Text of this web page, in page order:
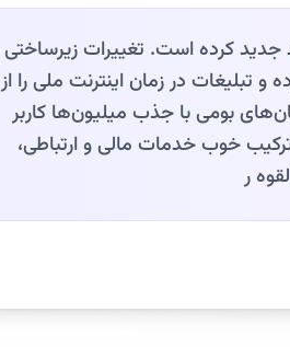
جدید کرده است. تغییرات زیرساختی
تبلیغات در زمان اینترنت ملی را از
بومی با جذب میلیون‌ها کاربر
خوب خدمات مالی و ارتباطی،
ر